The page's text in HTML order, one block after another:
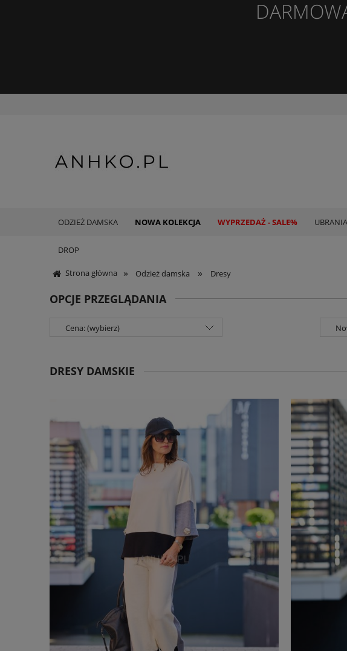
ODZIEŻ DAMSKA NOWA KOLEKCJA WYPRZEDAŻ - SALE%
DROP
Strona główna » Odzież damska » Dresy
OPCJE PRZEGLĄDANIA
Cena: (wybierz)
DRESY DAMSKIE